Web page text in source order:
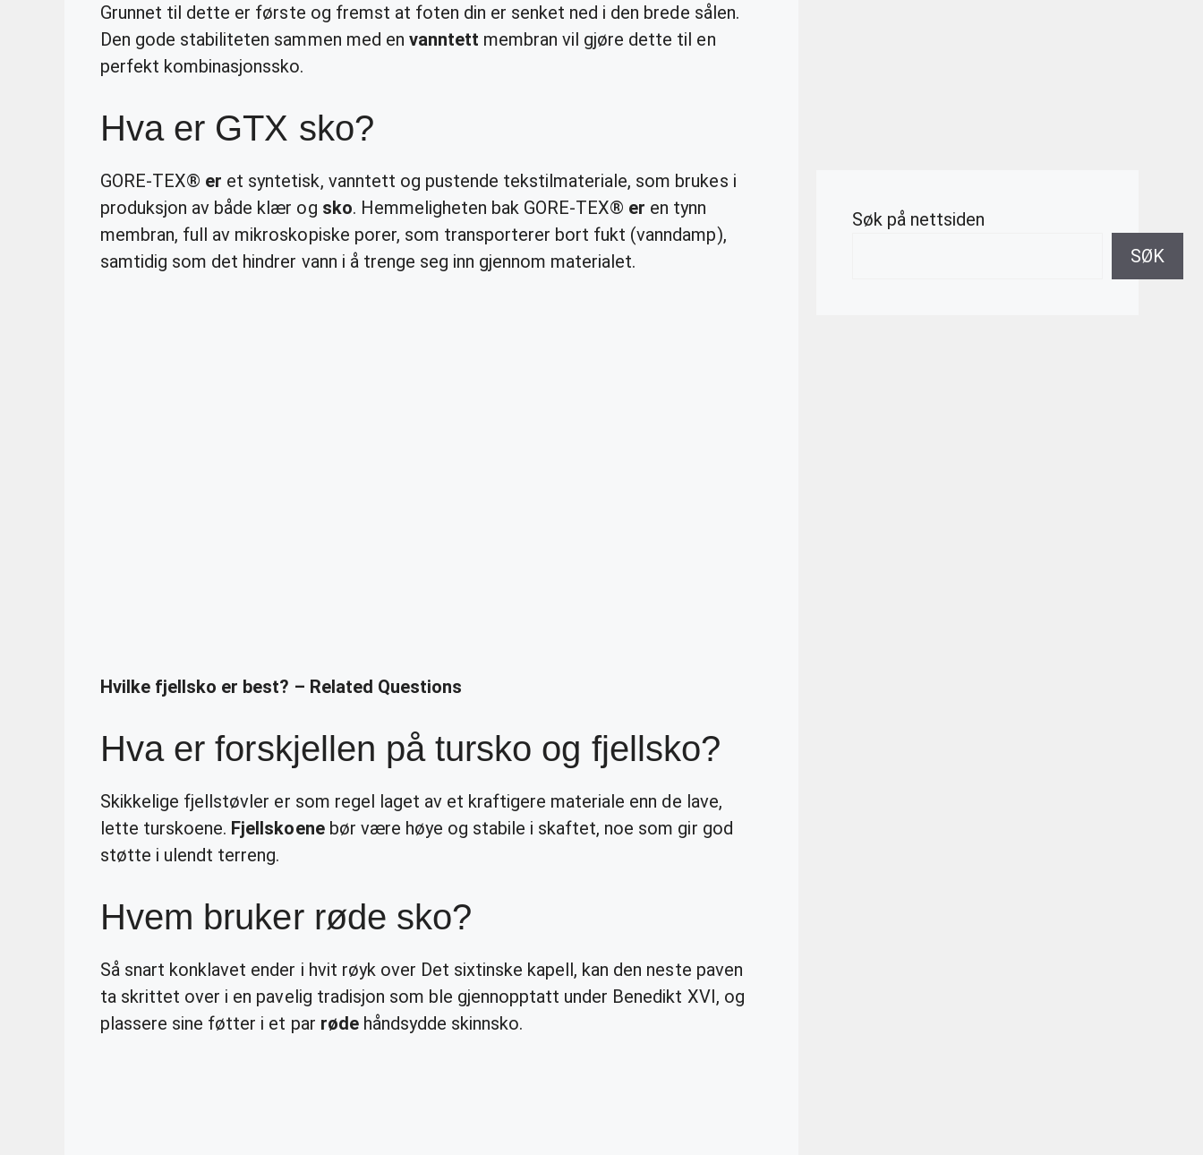
Grunnet til dette er første og fremst at foten din er senket ned i den brede sålen.
Den gode stabiliteten sammen med en vanntett membran vil gjøre dette til en
perfekt kombinasjonssko.
Hva er GTX sko?
GORE-TEX® er et syntetisk, vanntett og pustende tekstilmateriale, som brukes i
produksjon av både klær og sko. Hemmeligheten bak GORE-TEX® er en tynn
membran, full av mikroskopiske porer, som transporterer bort fukt (vanndamp),
samtidig som det hindrer vann i å trenge seg inn gjennom materialet.
Hvilke fjellsko er best? – Related Questions
Hva er forskjellen på tursko og fjellsko?
Skikkelige fjellstøvler er som regel laget av et kraftigere materiale enn de lave,
lette turskoene. Fjellskoenebør være høye og stabile i skaftet, noe som gir god
støtte i ulendt terreng.
Hvem bruker røde sko?
Så snart konklavet ender i hvit røyk over Det sixtinske kapell, kan den neste paven
ta skrittet over i en pavelig tradisjon som ble gjennopptatt under Benedikt XVI, og
plassere sine føtter i et par rødehåndsydde skinnsko.
Søk på nettsiden
SØK